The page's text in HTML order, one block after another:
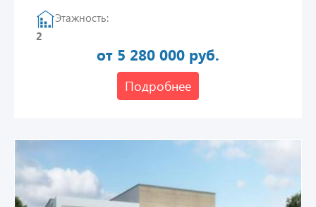
Этажность:
2
от 5 280 000 руб.
Подробнее